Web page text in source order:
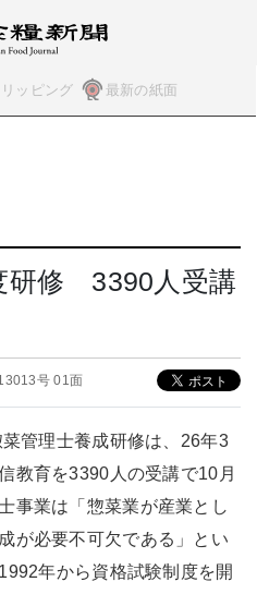
リッピング 最新の紙面
研修 3390人受講
号 01面
管理士養成研修は、26年3
教育を3390人の受講で10月
事業は「惣菜業が産業とし
が必要不可欠である」とい
年から資格試験制度を開